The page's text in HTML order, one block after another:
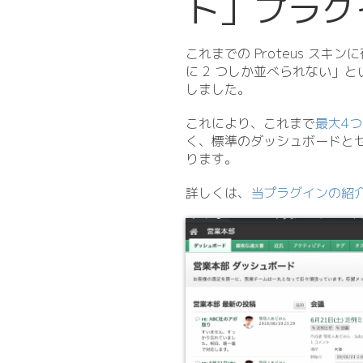
これまでの Proteus スキン
に 2 つしか並べられない」
しました。
これにより、これまで最大4
く、標準のダッシュボードと
ります。
詳しくは、 当プラグインの紹